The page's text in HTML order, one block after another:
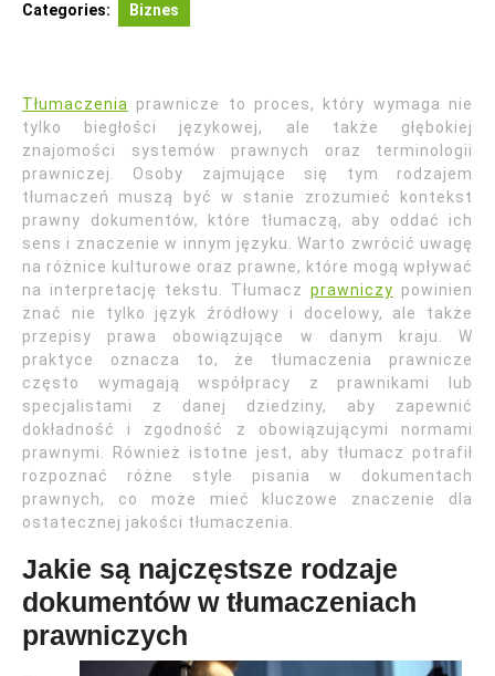
Categories: Biznes
Tłumaczenia
prawnicze to proces, który wymaga nie
tylko biegłości językowej, ale także głębokiej
znajomości systemów prawnych oraz terminologii
prawniczej. Osoby zajmujące się tym rodzajem
tłumaczeń muszą być w stanie zrozumieć kontekst
prawny dokumentów, które tłumaczą, aby oddać ich
sens i znaczenie w innym języku. Warto zwrócić uwagę
na różnice kulturowe oraz prawne, które mogą wpływać
na interpretację tekstu. Tłumacz prawniczy powinien
znać nie tylko język źródłowy i docelowy, ale także
przepisy prawa obowiązujące w danym kraju. W
praktyce oznacza to, że tłumaczenia prawnicze
często wymagają współpracy z prawnikami lub
specjalistami z danej dziedziny, aby zapewnić
dokładność i zgodność z obowiązującymi normami
prawnymi. Również istotne jest, aby tłumacz potrafił
rozpoznać różne style pisania w dokumentach
prawnych, co może mieć kluczowe znaczenie dla
ostatecznej jakości tłumaczenia.
Jakie są najczęstsze rodzaje
dokumentów w tłumaczeniach
prawniczych